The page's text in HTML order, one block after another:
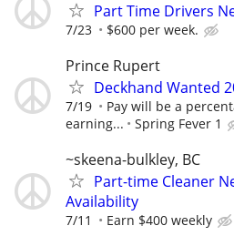
Part Time Drivers
7/23 $600 per week.
Prince Rupert
Deckhand Wanted
7/19
Pay will be a
earning...
Spring Fever 1
~skeena-bulkley, BC
Part-time Cleaner
Availability
7/11 Earn $400 weekly